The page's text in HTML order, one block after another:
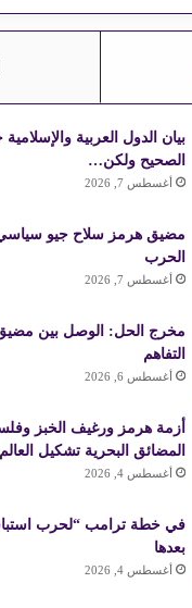
بيان الدول العربية
الصحيح ولكن…
أغسطس 7, 2026
مضيق هرمز سلاح جيو
الحرب
أغسطس 7, 2026
مخرج الحل: الوصل بين
التفاهم
أغسطس 6, 2026
أزمة هرمز ورغيف الخبز
المضائق البحرية تشكيل العالم
أغسطس 4, 2026
في خطة ترامب “لحرب
بعدها
أغسطس 4, 2026